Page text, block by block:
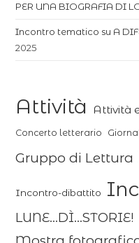
PER UNA BIOGRAFIA DI
Incontro tematico su A
2025
Attività Attività
Concerto letterario
Gruppo di Lettura
Incontro-dibattito
LUNE...DÌ...STORIE!